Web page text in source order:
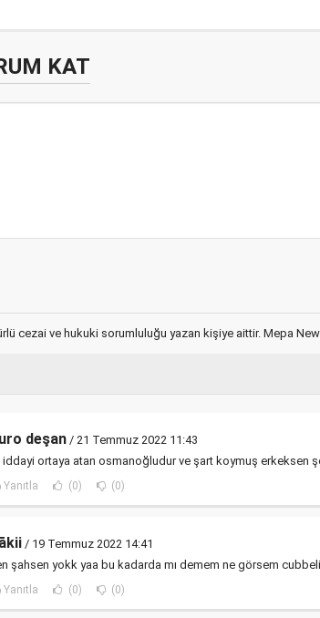
KAT
cezai ve hukuki sorumluluğu yazan kişiye aittir. Mepa
deşan / 21 Temmuz 2022 11:43
iddayi ortaya atan osmanoğludur ve şart koymuş erkeksen
Yanıtla (0) (0)
/ 19 Temmuz 2022 14:41
şahsen yokk yaa bu kadarda mı demem ne görsem
Yanıtla (0) (0)